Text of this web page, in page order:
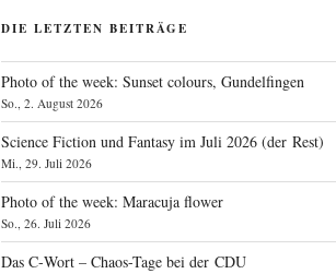
DIE LETZTEN BEITRÄGE
Photo of the week: Sunset colours, Gundelfingen
So., 2. August 2026
Science Fiction und Fantasy im Juli 2026 (der Rest)
Mi., 29. Juli 2026
Photo of the week: Maracuja flower
So., 26. Juli 2026
Das C‑Wort – Chaos-Tage bei der CDU